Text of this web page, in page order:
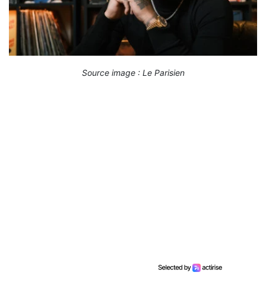
Source image : Le Parisien